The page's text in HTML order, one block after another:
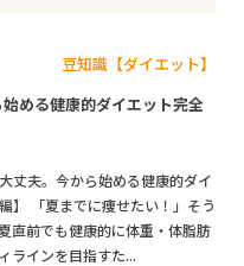
豆知識【ダイエット】
める健康的ダイエット完全
丈夫。今から始める健康的ダイ
】 「夏までに痩せたい！」そう
直前でも健康的に体重・体脂肪
ラインを目指すた...